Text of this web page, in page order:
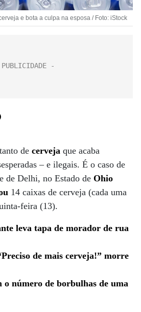
e bota a culpa na esposa / Foto: iStock
de cerveja que acaba
– e ilegais. É o caso de
de Delhi, no Estado de Ohio
14 caixas de cerveja (cada uma
feira (13).
leva tapa de morador de rua
de mais cerveja!” morre
o número de borbulhas de uma